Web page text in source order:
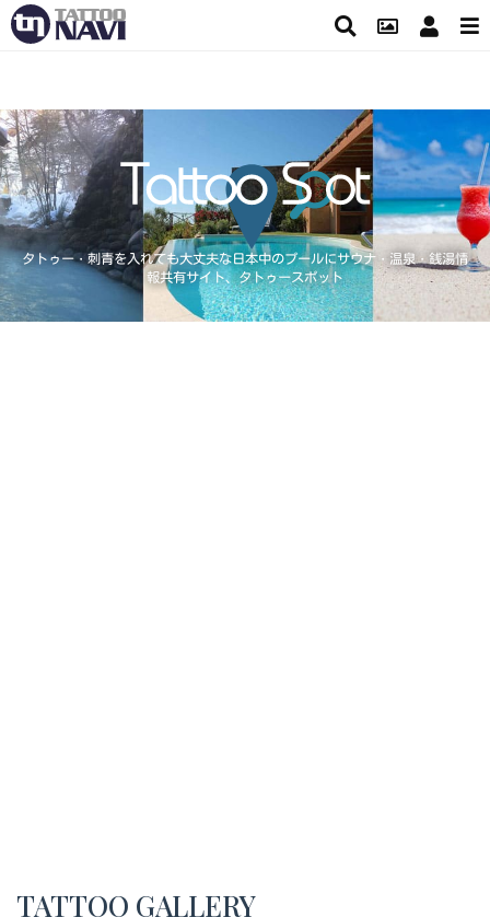
タトゥー・刺青を入れても大丈夫な日本中のプールにサウナ・温泉・銭湯情
報共有サイト、タトゥースポット
TATTOO GALLERY